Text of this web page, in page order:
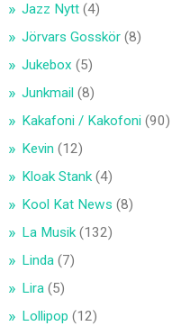
Jazz Nytt (4)
Jörvars Gosskör (8)
Jukebox (5)
Junkmail (8)
Kakafoni / Kakofoni (90)
Kevin (12)
Kloak Stank(4)
Kool Kat News (8)
La Musik(132)
Linda (7)
Lira (5)
Lollipop (12)